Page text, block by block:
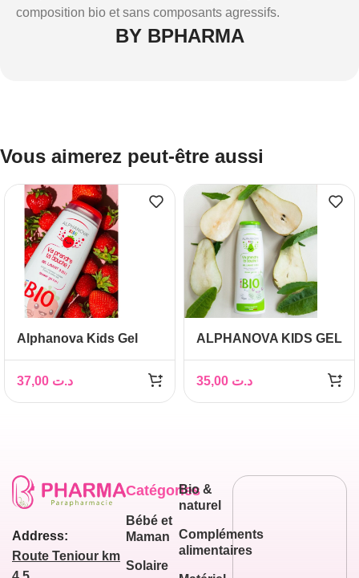
composition bio et sans composants agressifs.
BY BPHARMA
Vous aimerez peut-être aussi
Alphanova Kids Gel
250 ml
د.ت
ALPHANOVA KIDS GEL
د.ت
Address:
Route Teniour km
Catégories
Bébé et
Maman
Solaire
Bio &
naturel
Compléments
alimentaires